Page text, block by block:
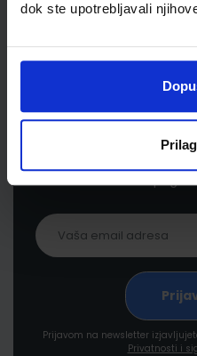
dok ste upotrebljavali
Prijavite se kako bi
Prijavom na newsletter
Privatnosti i